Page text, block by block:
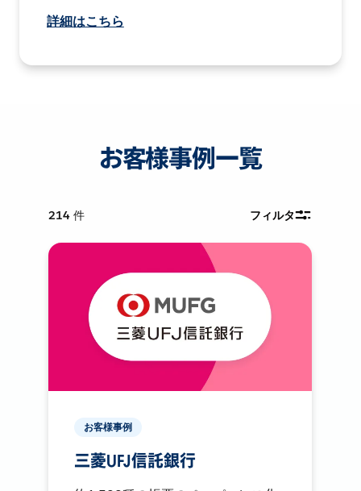
詳細はこちら
お客様事例一覧
214 件 フィルタ
お客様事例
三菱UFJ信託銀行